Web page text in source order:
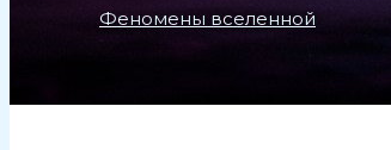
Феномены вселенной